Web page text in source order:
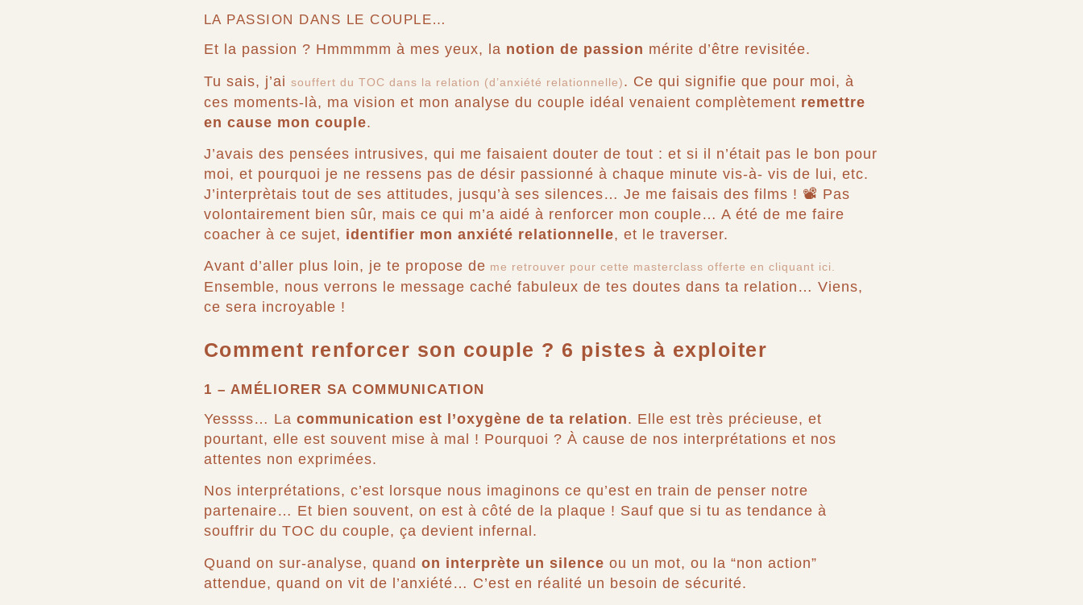
LA PASSION DANS LE COUPLE…
Et la passion ? Hmmmmm à mes yeux, la notion de passion mérite d’être revisitée.
Tu sais, j’ai souffert du TOC dans la relation (d’anxiété relationnelle). Ce qui signifie que pour moi, à
ces moments-là, ma vision et mon analyse du couple idéal venaient complètement remettre
en cause mon couple.
J’avais des pensées intrusives, qui me faisaient douter de tout : et si il n’était pas le bon pour
moi, et pourquoi je ne ressens pas de désir passionné à chaque minute vis-à- vis de lui, etc.
J’interprètais tout de ses attitudes, jusqu’à ses silences… Je me faisais des films ! 📽️ Pas
volontairement bien sûr, mais ce qui m’a aidé à renforcer mon couple… A été de me faire
coacher à ce sujet, identifier mon anxiété relationnelle, et le traverser.
Avant d’aller plus loin, je te propose de me retrouver pour cette masterclass offerte en cliquant ici.
Ensemble, nous verrons le message caché fabuleux de tes doutes dans ta relation… Viens,
ce sera incroyable !
Comment renforcer son couple ? 6 pistes à exploiter
1 – AMÉLIORER SA COMMUNICATION
Yessss… La communication est l’oxygène de ta relation. Elle est très précieuse, et
pourtant, elle est souvent mise à mal ! Pourquoi ? À cause de nos interprétations et nos
attentes non exprimées.
Nos interprétations, c’est lorsque nous imaginons ce qu’est en train de penser notre
partenaire… Et bien souvent, on est à côté de la plaque ! Sauf que si tu as tendance à
souffrir du TOC du couple, ça devient infernal.
Quand on sur-analyse, quand on interprète un silence ou un mot, ou la “non action”
attendue, quand on vit de l’anxiété… C’est en réalité un besoin de sécurité.